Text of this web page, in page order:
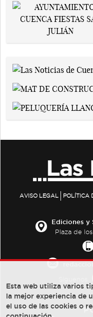
AVISO LEGAL POLÍTICA
Ediciones y
Plaza de
Esta web utiliza varios
la mejor experiencia de
el uso de las cookies o